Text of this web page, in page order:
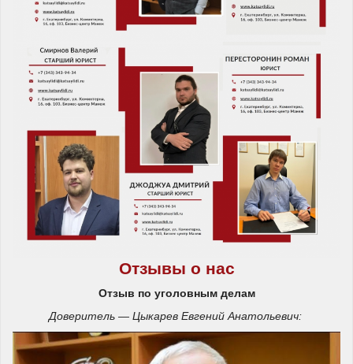
Отзывы о нас
Отзыв по уголовным делам
Доверитель — Цыкарев Евгений Анатольевич: